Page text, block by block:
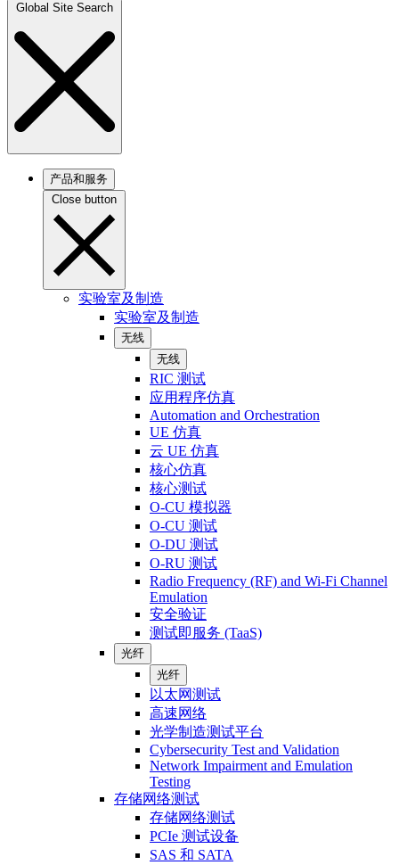
Global Site Search
产品和服务
Close button
实验室及制造
实验室及制造
无线
无线
RIC 测试
应用程序仿真
Automation and Orchestration
UE 仿真
云 UE 仿真
核心仿真
核心测试
O-CU 模拟器
O-CU 测试
O-DU 测试
O-RU 测试
Radio Frequency (RF) and Wi-Fi Channel
Emulation
安全验证
测试即服务 (TaaS)
光纤
光纤
以太网测试
高速网络
光学制造测试平台
Cybersecurity Test and Validation
Network Impairment and Emulation
Testing
存储网络测试
存储网络测试
PCIe 测试设备
SAS 和 SATA